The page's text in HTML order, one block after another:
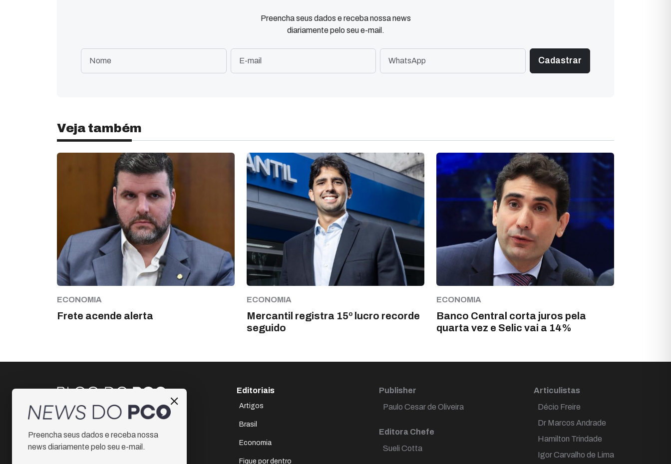
Preencha seus dados e receba nossa news
diariamente pelo seu e-mail.
Veja também
ECONOMIA
Frete acende alerta
ECONOMIA
Mercantil registra 15º lucro recorde
seguido
ECONOMIA
Banco Central corta juros pela
quarta vez e Selic vai a 14%
Instagram
Facebook
Editoriais
Artigos
Brasil
Economia
Fique por dentro
Publisher
Paulo Cesar de Oliveira
Editora Chefe
Sueli Cotta
Articulistas
Décio Freire
Dr Marcos Andrade
Hamilton Trindade
Igor Carvalho de Lima
Preencha seus dados e receba nossa
news diariamente pelo seu e-mail.